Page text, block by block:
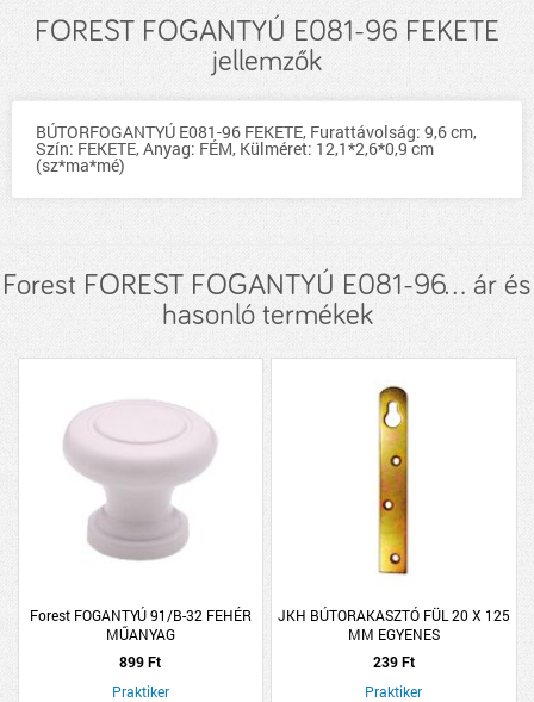
FOREST FOGANTYÚ E081-96 FEKETE
jellemzők
BÚTORFOGANTYÚ E081-96 FEKETE, Furattávolság: 9,6 cm,
Szín: FEKETE, Anyag: FÉM, Külméret: 12,1*2,6*0,9 cm
(sz*ma*mé)
Forest FOREST FOGANTYÚ E081-96... ár és
hasonló termékek
Forest FOGANTYÚ 91/B-32 FEHÉR
MŰANYAG
899 Ft
Praktiker
JKH BÚTORAKASZTÓ FÜL 20 X 125
MM EGYENES
239 Ft
Praktiker